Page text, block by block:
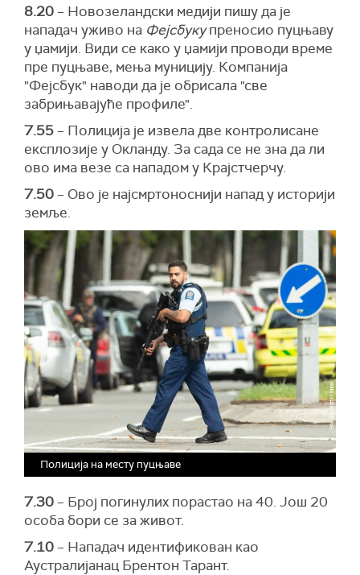
8.20 – Новозеландски медији пишу да је
нападач уживо на Фејсбукупреносио пуцњаву
у џамији. Види се како у џамији проводи време
пре пуцњаве, мења муницију. Компанија
"Фејсбук" наводи да је обрисала "све
забрињавајуће профиле".
7.55 – Полиција је извела две контролисане
експлозије у Окланду. За сада се не зна да ли
ово има везе са нападом у Крајстчерчу.
7.50 – Ово је најсмртоноснији напад у историји
земље.
Полиција на месту пуцњаве
7.30 – Број погинулих порастао на 40. Још 20
особа бори се за живот.
7.10 – Нападач идентификован као
Аустралијанац Брентон Тарант.